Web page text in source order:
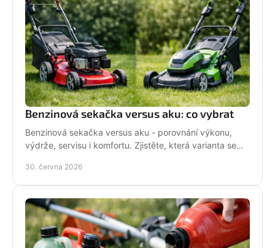
Benzinová sekačka versus aku: co vybrat
Benzinová sekačka versus aku - porovnání výkonu,
výdrže, servisu i komfortu. Zjistěte, která varianta se
30. června 2026